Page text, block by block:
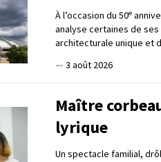
À l’occasion du 50e
analyse certaines de
architecturale unique et
— 3 août 2026
Maître
lyrique
Un spectacle familial,